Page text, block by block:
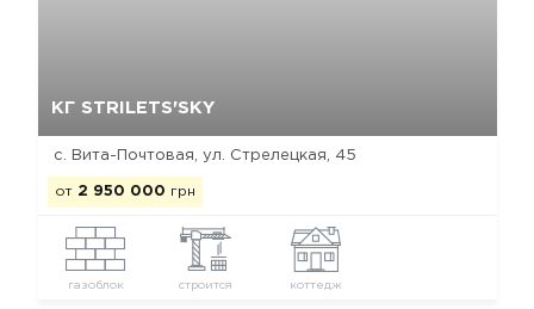
КГ STRILETS'SKY
с. Вита-Почтовая, ул. Стрелецкая, 45
от 2 950 000 грн
газоблок строится коттедж